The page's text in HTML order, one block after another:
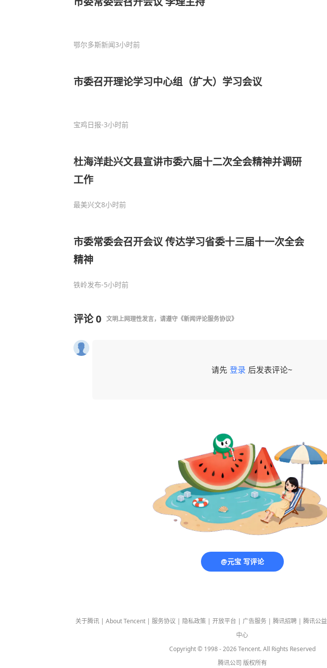
鄂尔多斯新闻3小时前
市委召开理论学习中心组（扩大）学习会议
宝鸡日报-3小时前
杜海洋赴兴文县宣讲市委六届十二次全会精神并调研
工作
最美兴文8小时前
市委常委会召开会议 传达学习省委十三届十一次全会
精神
铁岭发布-5小时前
评论0 文明上网理性发言，请遵守 《新闻评论服务协议》
请先 登录 后发表评论~
@元宝 写评论
关于腾讯 | About Tencent | 服务协议 | 隐私政策 | 开放平台 | 广告服务 | 腾讯招聘 | 腾讯公益
中心
Copyright © 1998 -2026Tencent. All Rights Reserved
腾讯公司 版权所有